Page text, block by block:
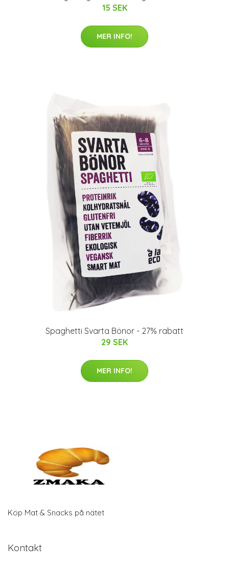
15 SEK
MER INFO!
Spaghetti Svarta Bönor - 27% rabatt
29 SEK
MER INFO!
Köp Mat & Snacks på nätet
Kontakt